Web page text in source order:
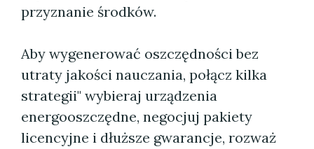
przyznanie środków.
Aby wygenerować oszczędności bez
utraty jakości nauczania, połącz kilka
strategii" wybieraj urządzenia
energooszczędne, negocjuj pakiety
licencyjne i dłuższe gwarancje, rozważ